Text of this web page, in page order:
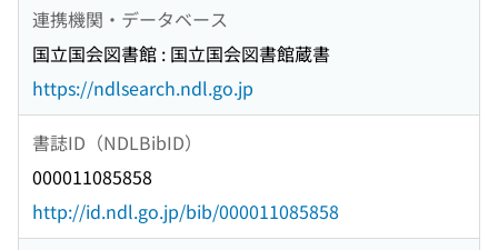
連携機関・データベース
国立国会図書館 : 国立国会図書館蔵書
https://ndlsearch.ndl.go.jp
書誌ID（NDLBibID）
000011085858
http://id.ndl.go.jp/bib/000011085858